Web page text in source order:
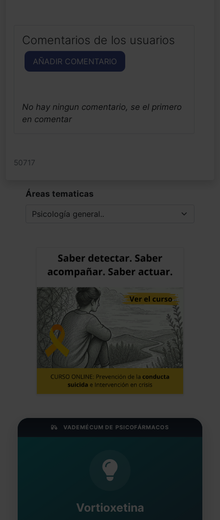
Comentarios de los usuarios
AÑADIR COMENTARIO
No hay ningun comentario, se el primero
en comentar
50717
Áreas tematicas
VADEMÉCUM DE PSICOFÁRMACOS
Vortioxetina